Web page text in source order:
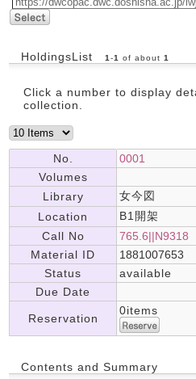
HoldingsList 1 -1 of about 1
Click a number to display
collection.
No.
0001
Volumes
Library
女今図
Location
B1開架
Call No
765.6||N9318
Material ID
1881007653
Status
available
Due Date
Reservation
0items
Contents and Summary